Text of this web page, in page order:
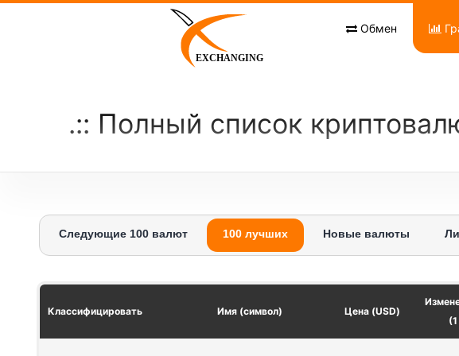
Обмен
EXCHANGING
Полный список
Следующие 100 валют 100 лучших Новые валюты
Классифицировать Имя (символ) Цена (USD)